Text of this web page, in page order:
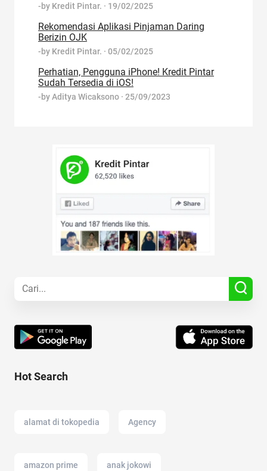
-by Kredit Pintar. · 19/02/2025
Rekomendasi Aplikasi Pinjaman Daring
Berizin OJK
-by Kredit Pintar. · 05/02/2025
Perhatian, Pengguna iPhone! Kredit Pintar
Sudah Tersedia di iOS!
-byAditya Wicaksono · 25/09/2023
Hot Search
alamat di tokopedia Agency
amazon prime anak jokowi